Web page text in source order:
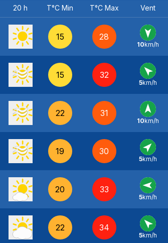
20 h T°C Min T°C Max Vent
15 28
N -
10km/h
15 32
SE -
5km/h
22 31
S -
10km/h
19 30
SO
5km/h
20 33
E -
5km/h
22 34
SE -
5km/h